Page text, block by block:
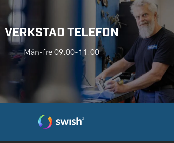
VERKSTAD TELEFON
Mån-fre 09.00-11.00